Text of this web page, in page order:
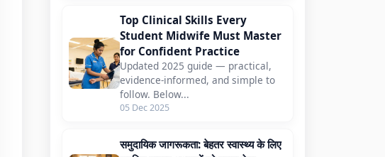
Top Clinical Skills Every
Student Midwife Must Master
for Confident Practice
Updated 2025 guide — practical,
evidence-informed, and simple to
follow. Below...
05 Dec 2025
समुदायिक जागरूकता: बेहतर स्वास्थ्य के लिए